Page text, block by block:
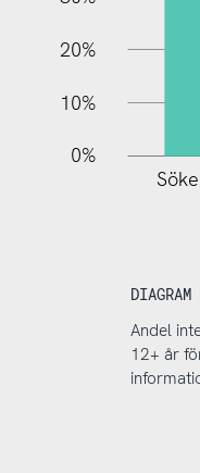
20%
10%
0%
Andel
12+ år